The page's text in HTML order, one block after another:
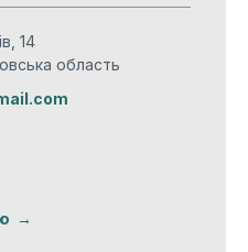
14
область